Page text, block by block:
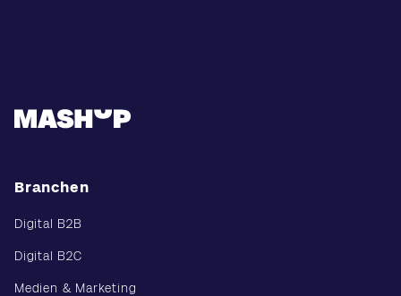
Branchen
Digital B2B
Digital B2C
Medien & Marketing